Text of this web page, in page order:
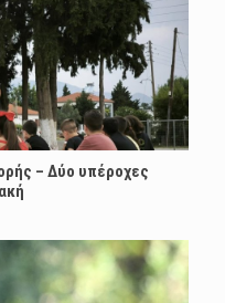
– Δύο υπέροχες